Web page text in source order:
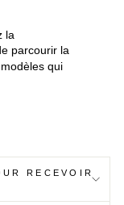
la
parcourir la
qui
RECEVOIR